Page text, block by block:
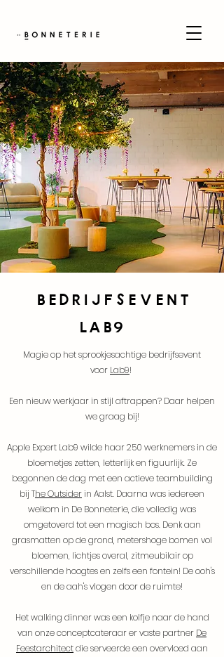
Bedrijfsevent
Lab 9
Magie op het sprookjesachtige bedrijfsevent
voor Lab9!
Een nieuw werkjaar in stijl aftrappen? Daar helpen
we graag bij!
Apple Expert Lab9 wilde haar 250 werknemers in de
bloemetjes zetten, letterlijk en figuurlijk. Ze
begonnen de dag met een actieve teambuilding
bij The Outsiderin Aalst. Daarna was iedereen
welkom in De Bonneterie, die volledig was
omgetoverd tot een magisch bos. Denk aan
grasmatten op de grond, metershoge bomen vol
bloemen, lichtjes overal, zitmeubilair op
verschillende hoogtes en zelfs een fontein! De ooh's
en de aah's vlogen door de ruimte!
Het walking dinner was een kolfje naar de hand
van onze conceptcateraar er vaste partner De
Feestarchitectdie serveerde een overvloed aan